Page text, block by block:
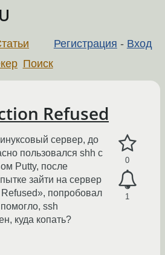
Регистрация - Вход
Поиск
Refused
0
1
сервер, до
пользовался shh с
Putty, после
зайти на сервер
попробовал
ssh
куда копать?